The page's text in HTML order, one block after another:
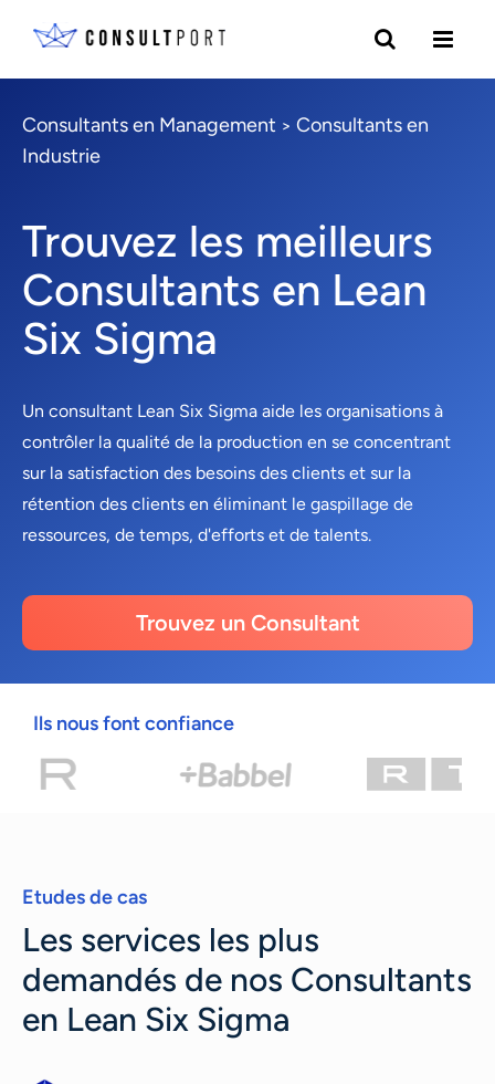
Consultants en Management > Consultants en
Industrie
Trouvez les meilleurs
Consultants en Lean
Six Sigma
Un consultant Lean Six Sigma aide les organisations à
contrôler la qualité de la production en se concentrant
sur la satisfaction des besoins des clients et sur la
rétention des clients en éliminant le gaspillage de
ressources, de temps, d'efforts et de talents.
Trouvez un Consultant
Ils nous font confiance
Etudes de cas
Les services les plus
demandés de nos Consultants
en Lean Six Sigma